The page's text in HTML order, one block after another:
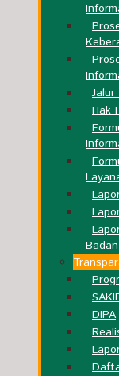
Hak
DIPA